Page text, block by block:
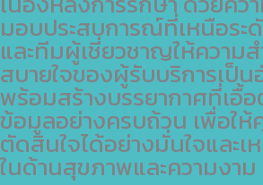
มอบประสบการณ์ที่เหนือร
และทีมผู้เชี่ยวชาญให้ความ
สบายใจของผู้รับบริการเป็
พร้อมสร้างบรรยากาศที่เอื้
ข้อมูลอย่างครบถ้วน เพื่อใ
ตัดสินใจได้อย่างมั่นใจและ
ในด้านสุขภาพและความงาม